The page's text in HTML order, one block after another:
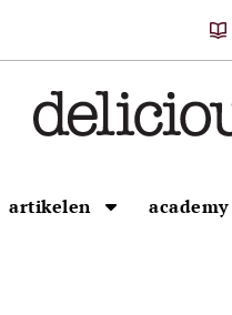
artikelen academy